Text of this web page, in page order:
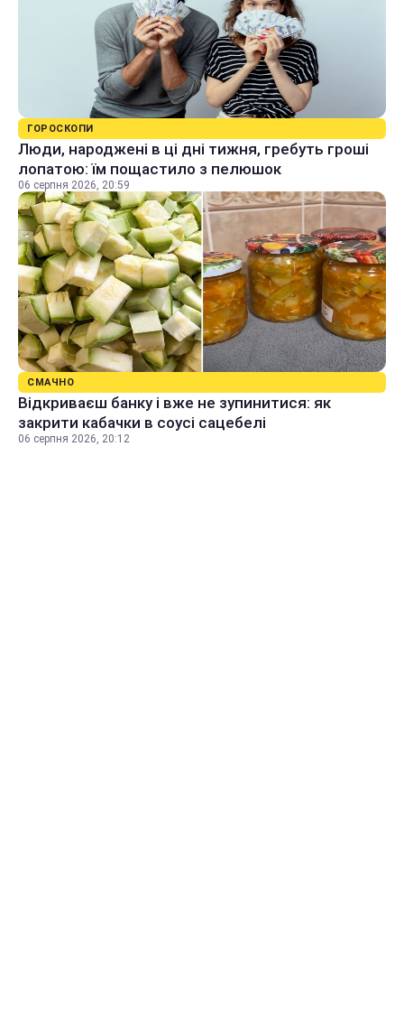
ГОРОСКОПИ
Люди, народжені в ці дні тижня, гребуть гроші
лопатою: їм пощастило з пелюшок
06 серпня 2026, 20:59
СМАЧНО
Відкриваєш банку і вже не зупинитися: як
закрити кабачки в соусі сацебелі
06 серпня 2026, 20:12